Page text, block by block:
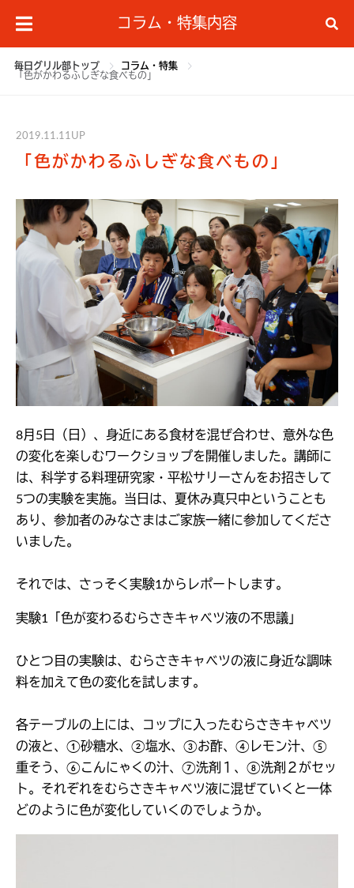
コラム・特集内容
毎日グリル部トップ
コラム・特集
「色がかわるふしぎな食べもの」
2019.11.11UP
「色がかわるふしぎな食べもの」
8月5日（日）、身近にある食材を混ぜ合わせ、意外な色
の変化を楽しむワークショップを開催しました。講師に
は、科学する料理研究家・平松サリーさんをお招きして
5つの実験を実施。当日は、夏休み真只中ということも
あり、参加者のみなさまはご家族一緒に参加してくださ
いました。
それでは、さっそく実験1からレポートします。
実験1「色が変わるむらさきキャベツ液の不思議」
ひとつ目の実験は、むらさきキャベツの液に身近な調味
料を加えて色の変化を試します。
各テーブルの上には、コップに入ったむらさきキャベツ
の液と、①砂糖水、②塩水、③お酢、④レモン汁、⑤
重そう、⑥こんにゃくの汁、⑦洗剤１、⑧洗剤２がセッ
ト。それぞれをむらさきキャベツ液に混ぜていくと一体
どのように色が変化していくのでしょうか。